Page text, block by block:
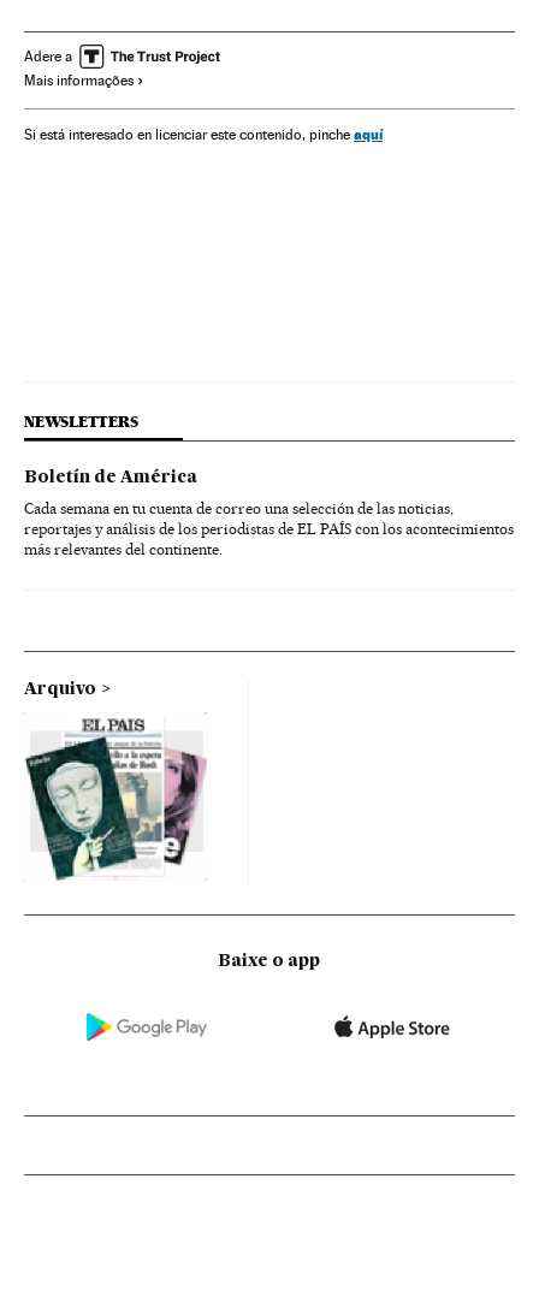
América Latina América
Bebidas Alimentação Alimentos Empresas
Adere a
Mais informações
Si está interesado en licenciar este contenido, pinche aquí
NEWSLETTERS
Boletín de América
Cada semana en tu cuenta de correo una selección de las noticias,
reportajes y análisis de los periodistas de EL PAÍS con los acontecimientos
más relevantes del continente.
Arquivo
Baixe o app